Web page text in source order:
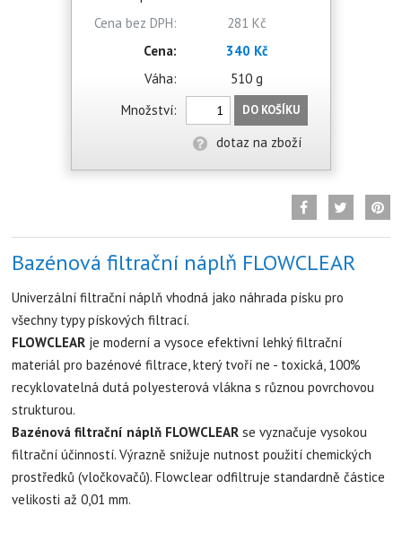
Cena bez DPH:
281 Kč
Cena:
340 Kč
Váha:
510 g
Množství:
DO KOŠÍKU
dotaz na zboží
Bazénová filtrační náplň FLOWCLEAR
Univerzální filtrační náplň vhodná jako náhrada písku pro
všechny typy pískových filtrací.
FLOWCLEAR je moderní a vysoce efektivní lehký filtrační
materiál pro bazénové filtrace, který tvoří ne - toxická, 100%
recyklovatelná dutá polyesterová vlákna s různou povrchovou
strukturou.
Bazénová filtrační náplň FLOWCLEAR se vyznačuje vysokou
filtrační účinností. Výrazně snižuje nutnost použití chemických
prostředků (vločkovačů). Flowclear odfiltruje standardně částice
velikosti až 0,01 mm.